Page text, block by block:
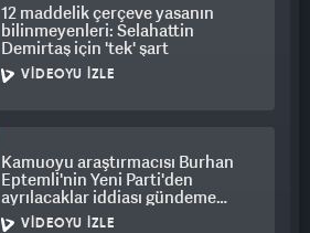
12 maddelik çerçeve yasanın
bilinmeyenleri: Selahattin
Demirtaş için 'tek' şart
VIDEOYU İZLE
Kamuoyu araştırmacısı Burhan
Eptemli'nin Yeni Parti'den
ayrılacaklar iddiası gündeme
bomba gibi düştü
VIDEOYU İZLE